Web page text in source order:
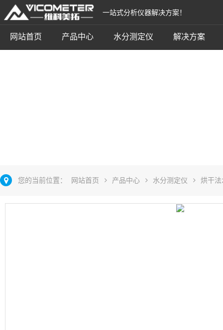
一站式分析仪器解决方案！
网站首页 产品中心 水分测定仪 解决方案
您的当前位置： 网站首页 产品中心 水分测定仪 烘干